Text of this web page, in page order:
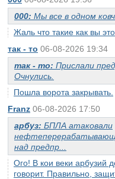
000: Мы все в одном
Жаль что такие как вы
так - то 06-08-2026 19:34
так - то: Прислали
Очнулись.
Пошла ворота закрывать.
Franz 06-08-2026 17:50
арбуз: БПЛА атаковали
над предпр...
Ого! В кои веки арбузий
говорит. Правильно,